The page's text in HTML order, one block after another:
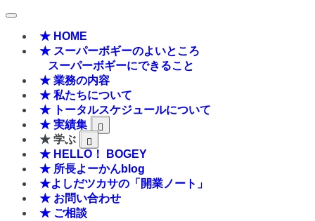
★ HOME
★ スーパーボギーのよいところ
スーパーボギーにできること
★ 業務の内容
★ 私たちについて
★ トータルスケジュールについて
★ 実績集
★ 学ぶ
★ HELLO！ BOGEY
★ 所長よーかんblog
★よしだツカサの「開業ノート」
★ お問い合わせ
★ ご相談